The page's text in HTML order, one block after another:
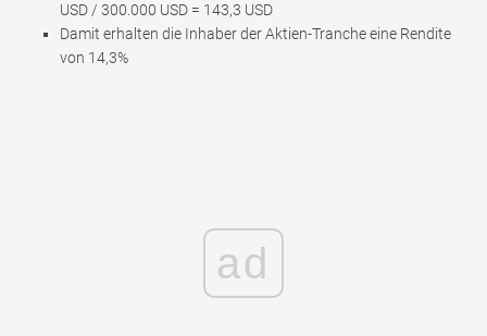
USD / 300.000 USD = 143,3 USD
Damit erhalten die Inhaber der Aktien-Tranche eine Rendite
von 14,3%
ad